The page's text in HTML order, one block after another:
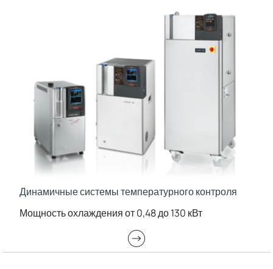
Динамичные системы температурного контроля
Мощность охлаждения от 0,48 до 130 кВт